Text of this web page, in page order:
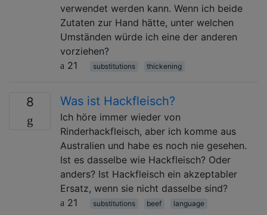
verwendet werden kann. Wenn ich beide
Zutaten zur Hand hätte, unter welchen
Umständen würde ich eine der anderen
vorziehen?
21
substitutions thickening
8 Was ist Hackfleisch?
Ich höre immer wieder von
Rinderhackfleisch, aber ich komme aus
Australien und habe es noch nie gesehen.
Ist es dasselbe wie Hackfleisch? Oder
anders? Ist Hackfleisch ein akzeptabler
Ersatz, wenn sie nicht dasselbe sind?
21
substitutions beef language